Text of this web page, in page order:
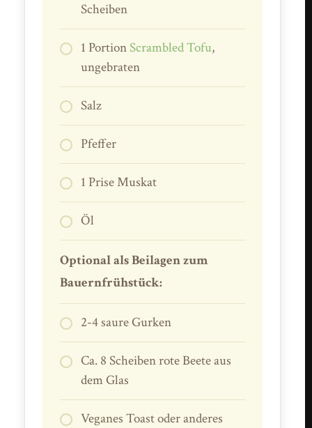
Scheiben
1 Portion Scrambled Tofu,
ungebraten
Salz
Pfeffer
1 Prise Muskat
Öl
Optional als Beilagen zum
Bauernfrühstück:
2-4 saure Gurken
Ca. 8 Scheiben rote Beete aus
dem Glas
Veganes Toast oder anderes